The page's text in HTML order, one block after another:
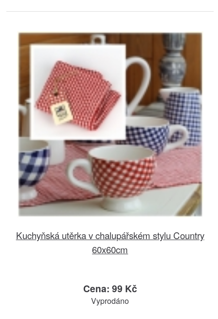
Kuchyňská utěrka v chalupářském stylu Country
60x60cm
Cena: 99 Kč
Vyprodáno